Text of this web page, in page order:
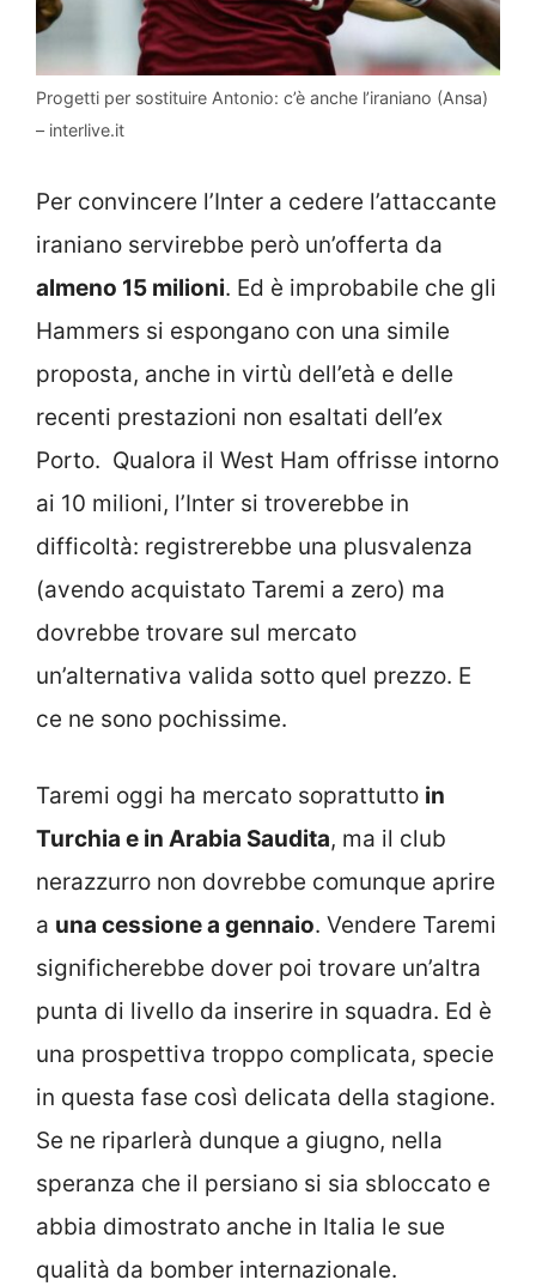
Progetti per sostituire Antonio: c’è anche l’iraniano (Ansa)
– interlive.it
Per convincere l’Inter a cedere l’attaccante
iraniano servirebbe però un’offerta da
almeno 15 milioni. Ed è improbabile che gli
Hammers si espongano con una simile
proposta, anche in virtù dell’età e delle
recenti prestazioni non esaltati dell’ex
Porto. Qualora il West Ham offrisse intorno
ai 10 milioni, l’Inter si troverebbe in
difficoltà: registrerebbe una plusvalenza
(avendo acquistato Taremi a zero) ma
dovrebbe trovare sul mercato
un’alternativa valida sotto quel prezzo. E
ce ne sono pochissime.
Taremi oggi ha mercato soprattutto in
Turchia e in Arabia Saudita, ma il club
nerazzurro non dovrebbe comunque aprire
a una cessione a gennaio. Vendere Taremi
significherebbe dover poi trovare un’altra
punta di livello da inserire in squadra. Ed è
una prospettiva troppo complicata, specie
in questa fase così delicata della stagione.
Se ne riparlerà dunque a giugno, nella
speranza che il persiano si sia sbloccato e
abbia dimostrato anche in Italia le sue
qualità da bomber internazionale.